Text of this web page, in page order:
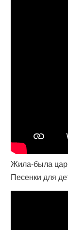
Жила-была
Песенки для